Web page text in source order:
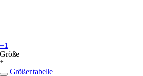
+1
Größe
*
Größentabelle